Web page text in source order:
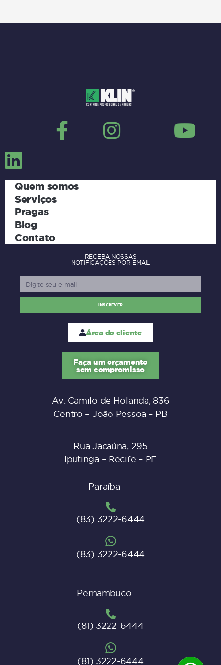
Quem somos
Serviços
Pragas
Blog
Contato
RECEBA NOSSAS
NOTIFICAÇÕES POR EMAIL
INSCREVER
Área do cliente
Faça um orçamento
sem compromisso
Av. Camilo de Holanda, 836
Centro – João Pessoa – PB
Rua Jacaúna, 295
Iputinga – Recife – PE
Paraíba
(83) 3222-6444
(83) 3222-6444
Pernambuco
(81) 3222-6444
(81) 3222-6444